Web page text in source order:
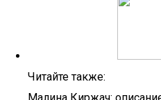
Читайте также: